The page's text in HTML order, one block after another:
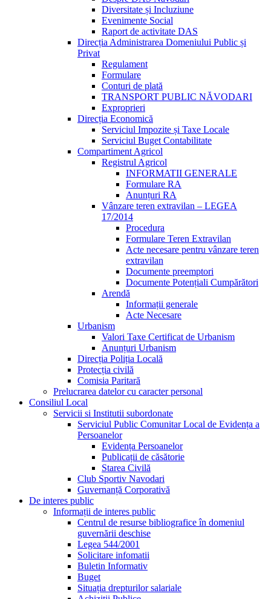
Diversitate și Incluziune
Evenimente Social
Raport de activitate DAS
Direcția Administrarea Domeniului Public și
Privat
Regulament
Formulare
Conturi de plată
TRANSPORT PUBLIC NĂVODARI
Exproprieri
Direcția Economică
Serviciul Impozite și Taxe Locale
Serviciul Buget Contabilitate
Compartiment Agricol
Registrul Agricol
INFORMATII GENERALE
Formulare RA
Anunțuri RA
Vânzare teren extravilan – LEGEA
17/2014
Procedura
Formulare Teren Extravilan
Acte necesare pentru vânzare teren
extravilan
Documente preemptori
Documente Potențiali Cumpărători
Arendă
Informații generale
Acte Necesare
Urbanism
Valori Taxe Certificat de Urbanism
Anunțuri Urbanism
Direcția Poliția Locală
Protecția civilă
Comisia Paritară
Prelucrarea datelor cu caracter personal
Consiliul Local
Servicii si Institutii subordonate
Serviciul Public Comunitar Local de Evidența a
Persoanelor
Evidența Persoanelor
Publicații de căsătorie
Starea Civilă
Club Sportiv Navodari
Guvernanță Corporativă
De interes public
Informații de interes public
Centrul de resurse bibliografice în domeniul
guvernării deschise
Legea 544/2001
Solicitare infomatii
Buletin Informativ
Buget
Situația drepturilor salariale